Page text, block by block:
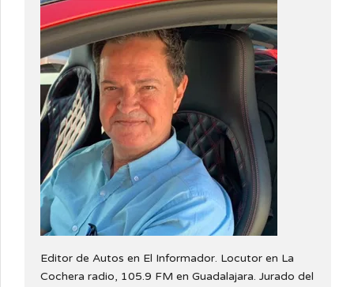
Editor de Autos en El Informador. Locutor en La
Cochera radio, 105.9 FM en Guadalajara. Jurado del